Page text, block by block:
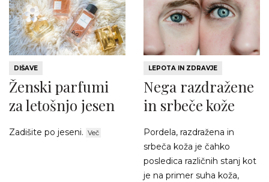
DIŠAVE
Ženski parfumi
za letošnjo jesen
Zadišite po jeseni. Več
LEPOTA IN ZDRAVJE
Nega razdražene
in srbeče kože
Pordela, razdražena in
srbeča koža je čahko
posledica različnih stanj kot
je na primer suha koža,